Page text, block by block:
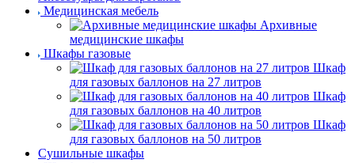
Медицинская мебель
Архивные
медицинские шкафы
Шкафы газовые
Шкаф
для газовых баллонов на 27 литров
Шкаф
для газовых баллонов на 40 литров
Шкаф
для газовых баллонов на 50 литров
Сушильные шкафы